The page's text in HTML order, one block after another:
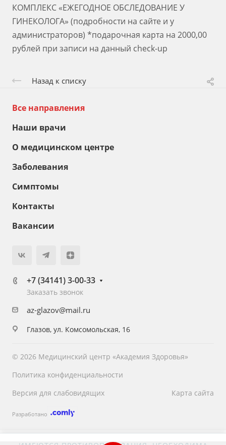
КОМПЛЕКС «ЕЖЕГОДНОЕ ОБСЛЕДОВАНИЕ У
ГИНЕКОЛОГА» (подробности на сайте и у
администраторов) *подарочная карта на 2000,00
рублей при записи на данный check-up
Назад к списку
Все направления
Наши врачи
О медицинском центре
Заболевания
Симптомы
Контакты
Вакансии
+7 (34141) 3-00-33
Заказать звонок
az-glazov@mail.ru
Глазов, ул. Комсомольская, 16
© 2026 Медицинский центр «Академия Здоровья»
Политика конфиденциальности
Версия для слабовидящих
Карта сайта
Разработано